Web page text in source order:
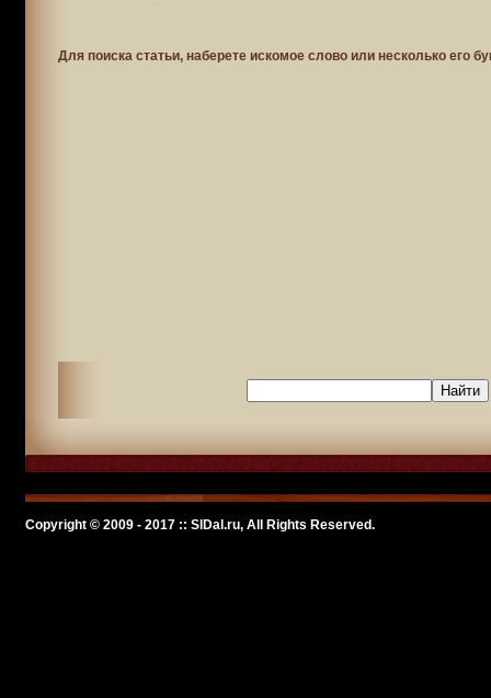
Для поиска статьи, наберете искомое слово или несколько его
Copyright © 2009 - 2017 :: SlDal.ru, All Rights Reserved.